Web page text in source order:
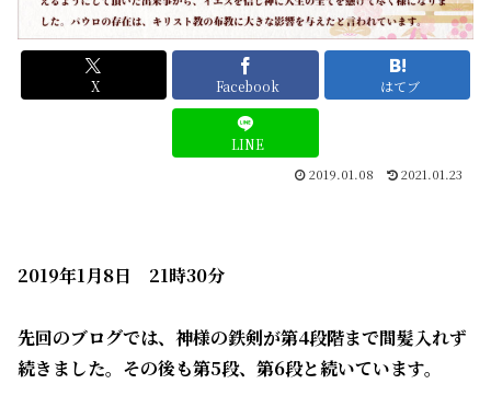
X Facebook はてブ
LINE
2019.01.08 2021.01.23
2019年1月8日 21時30分
先回のブログでは、神様の鉄剣が第4段階まで間髪入れず
続きました。その後も第5段、第6段と続いています。